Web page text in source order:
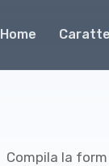
Home
Compila la